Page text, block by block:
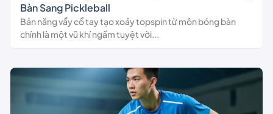
Bàn Sang Pickleball
Bản năng vẩy cổ tay tạo xoáy topspin từ môn bóng bàn
chính là một vũ khí ngầm tuyệt vời...